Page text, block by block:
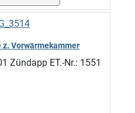
Vorwärmekammer
Zündapp ET.-Nr.: 1551